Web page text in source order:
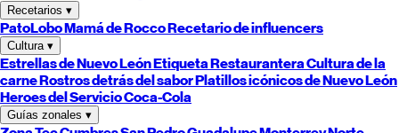
Recetarios ▾
PatoLoboMamá de RoccoRecetario de influencers
Cultura ▾
Estrellas deNuevo LeónEtiqueta RestauranteraCultura de la
carneRostros detrás del saborPlatillos icónicos deNuevo León
Heroes del Servicio Coca-Cola
Guías zonales ▾